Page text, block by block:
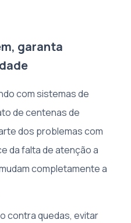
garanta
com sistemas de
de centenas de
dos problemas com
da falta de atenção a
completamente a
contra quedas, evitar